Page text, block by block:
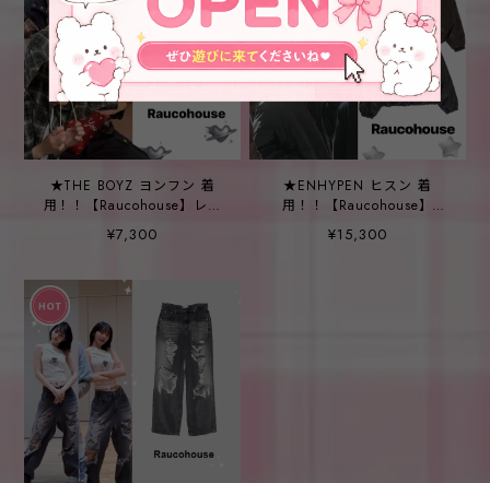
★THE BOYZ ヨンフン 着
用！！【Raucohouse】レト
ロ オーバー チェック フー
ド シャツ - 2COLOR
¥7,300
★ENHYPEN ヒスン 着
用！！【Raucohouse】
Comma High-Neck String
Leather Padded Jumper -
¥15,300